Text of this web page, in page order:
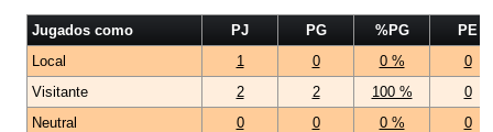
Jugados como PJ PG %PG
PE
Local
1 0 0 %
0
Visitante
2 2 100 %
0
Neutral
0 0 0 %
0